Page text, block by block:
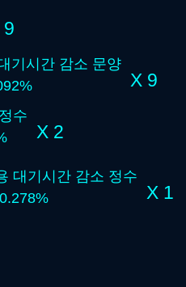
9
기시간 감소 문양
X 9
수
X 2
대기시간 감소 정수
X 1